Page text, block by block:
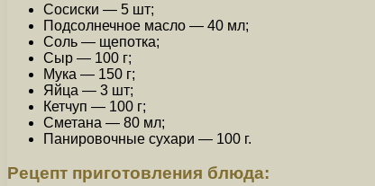
Сосиски — 5 шт;
Подсолнечное масло — 40 мл;
Соль — щепотка;
Сыр — 100 г;
Мука — 150 г;
Яйца — 3 шт;
Кетчуп — 100 г;
Сметана — 80 мл;
Панировочные сухари — 100 г.
Рецепт приготовления блюда: